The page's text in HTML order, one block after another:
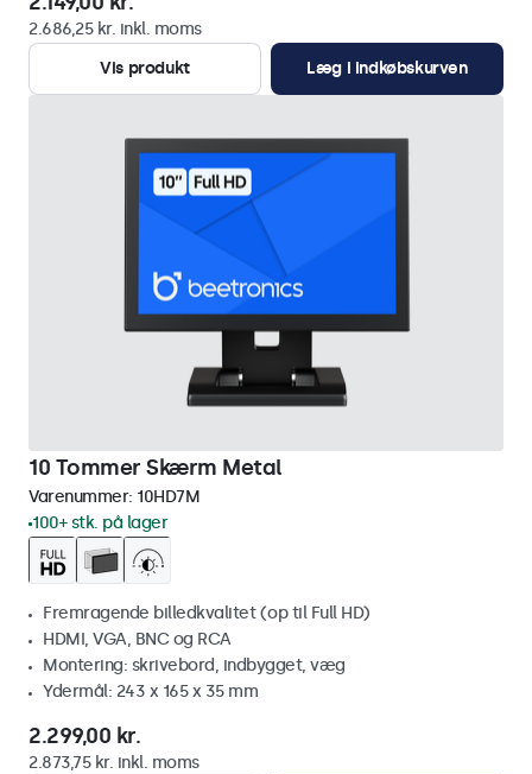
2.686,25 kr. inkl. moms
Vis produkt
Læg i indkøbskurven
10 Tommer Skærm Metal
Varenummer: 10HD7M
100+ stk. på lager
Fremragende billedkvalitet (op til Full HD)
HDMI, VGA, BNC og RCA
Montering: skrivebord, indbygget, væg
Ydermål: 243 x 165 x 35 mm
2.299,00 kr.
2.873,75 kr. inkl. moms